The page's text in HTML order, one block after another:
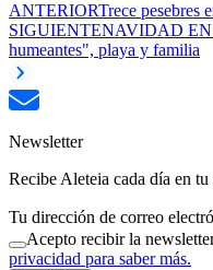
ANTERIORTrece pesebres
SIGUIENTENAVIDAD EN
humeantes", playa y familia
Newsletter
Recibe Aleteia cada día en
Tu dirección de correo
Acepto recibir la
privacidad para saber más.